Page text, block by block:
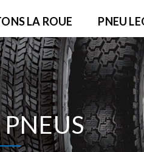
LA ROUE PNEU